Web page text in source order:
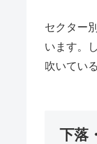
セクター
います。
吹いてい
下落